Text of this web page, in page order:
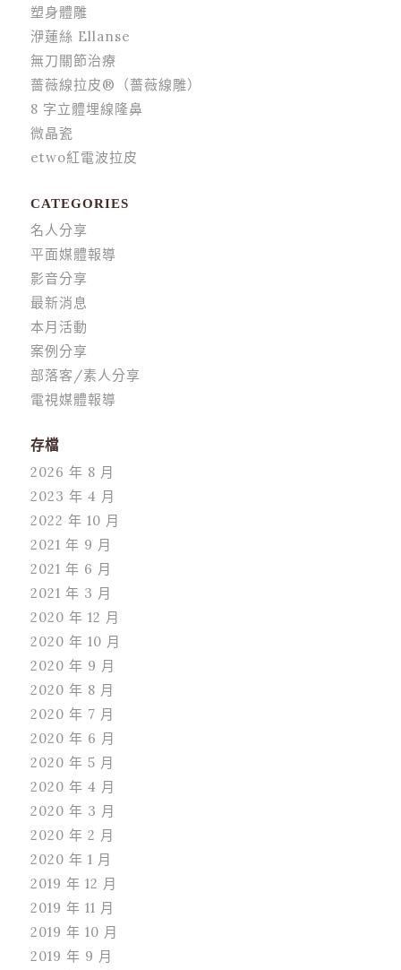
塑身體雕
洢蓮絲 Ellanse
無刀關節治療
薔薇線拉皮®（薔薇線雕）
8 字立體埋線隆鼻
微晶瓷
etwo紅電波拉皮
CATEGORIES
名人分享
平面媒體報導
影音分享
最新消息
本月活動
案例分享
部落客/素人分享
電視媒體報導
存檔
2026 年 8 月
2023 年 4 月
2022 年 10 月
2021 年 9 月
2021 年 6 月
2021 年 3 月
2020 年 12 月
2020 年 10 月
2020 年 9 月
2020 年 8 月
2020 年 7 月
2020 年 6 月
2020 年 5 月
2020 年 4 月
2020 年 3 月
2020 年 2 月
2020 年 1 月
2019 年 12 月
2019 年 11 月
2019 年 10 月
2019 年 9 月